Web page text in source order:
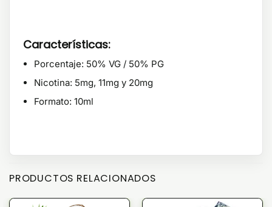
Características:
Porcentaje: 50% VG / 50% PG
Nicotina: 5mg, 11mg y 20mg
Formato: 10ml
PRODUCTOS RELACIONADOS